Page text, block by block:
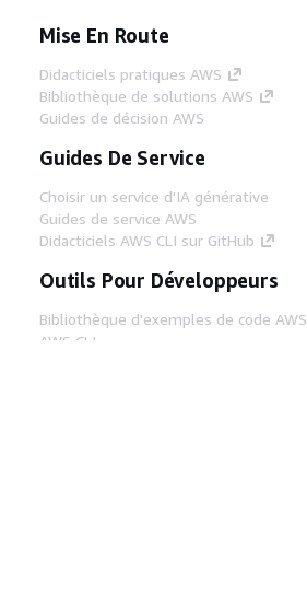
Mise En Route
Didacticiels pratiques AWS
Bibliothèque de solutions AWS
Guides de décision AWS
Guides De Service
Choisir un service d'IA générative
Guides de service AWS
Didacticiels AWS CLI sur GitHub
Outils Pour Développeurs
Bibliothèque d'exemples de code AWS
AWS CLI